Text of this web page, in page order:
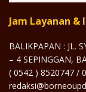
Jam Layanan &
BALIKPAPAN : JL.
– 4 SEPINGGAN,
( 0542 ) 8520747 /